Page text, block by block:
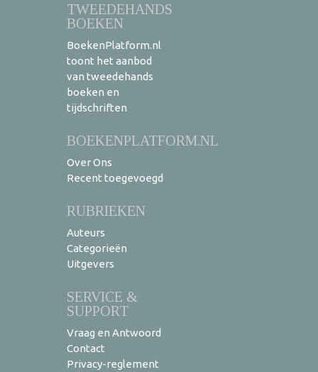
TWEEDEHANDS
BOEKEN
BoekenPlatform.nl
toont het aanbod
van tweedehands
boeken en
tijdschriften
BOEKENPLATFORM.NL
Over Ons
Recent toegevoegd
RUBRIEKEN
Auteurs
Categorieën
Uitgevers
SERVICE &
SUPPORT
Vraag en Antwoord
Contact
Privacy-reglement